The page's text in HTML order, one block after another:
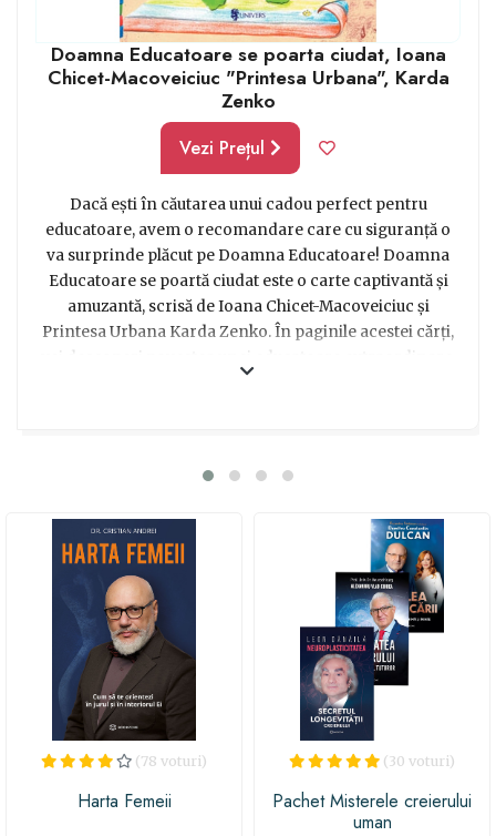
Doamna Educatoare se poarta ciudat, Ioana
Chicet-Macoveiciuc "Printesa Urbana", Karda
Zenko
Vezi Prețul
Dacă ești în căutarea unui cadou perfect pentru
educatoare, avem o recomandare care cu siguranță o
va surprinde plăcut pe Doamna Educatoare! Doamna
Educatoare se poartă ciudat este o carte captivantă și
amuzantă, scrisă de Ioana Chicet-Macoveiciuc și
Printesa Urbana Karda Zenko. În paginile acestei cărți,
vei descoperi povestea unei educatoare extraordinare,
clasă. Fie că vrei să îi arăți recunoștința ta pentru munca
Educatoare se poartă ciudat este alegerea perfectă!
(78 voturi)
Harta Femeii
(30 voturi)
Pachet Misterele creierului
uman